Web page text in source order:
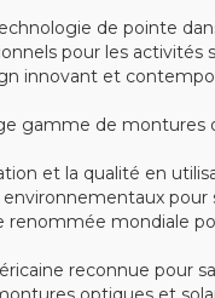
de pointe
pour les activités
innovant et
gamme de
et la qualité en
renommée mondiale
reconnue